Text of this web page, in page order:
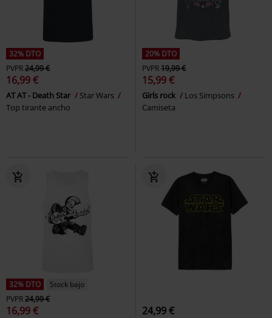
32% DTO
PVPR24,99 €
16,99 €
AT AT - Death Star
Star Wars
Top tirante ancho
20% DTO
PVPR19,99 €
15,99 €
Girls rock
Los Simpsons
Camiseta
32% DTO
Stock bajo
PVPR24,99 €
16,99 € 24,99 €